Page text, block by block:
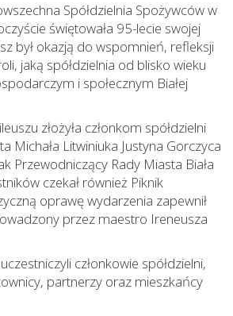
Spółdzielnia Spożywców w
świętowała 95-lecie swojej
był okazją do wspomnień, refleksji
jaką spółdzielnia od blisko wieku
i społecznym Białej
złożyła członkom spółdzielni
Michała Litwiniuka Justyna Gorczyca
Przewodniczący Rady Miasta Biała
czekał również Piknik
oprawę wydarzenia zapewnił
przez maestro Ireneusza
członkowie spółdzielni,
partnerzy oraz mieszkańcy